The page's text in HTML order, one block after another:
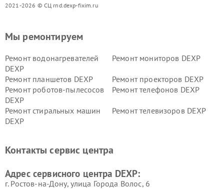
2021-2026 © СЦ rnd.dexp-fixim.ru
Мы ремонтируем
Ремонт водонагревателей
DEXP
Ремонт мониторов DEXP
Ремонт планшетов DEXP
Ремонт проекторов DEXP
Ремонт роботов-пылесосов
DEXP
Ремонт телефонов DEXP
Ремонт стиральных машин
DEXP
Ремонт телевизоров DEXP
Ремонт серверов DEXP
Ремонт мини пк DEXP
Контакты сервис центра
Адрес сервисного центра DEXP:
г. Ростов-на-Дону, улица Города Волос, 6